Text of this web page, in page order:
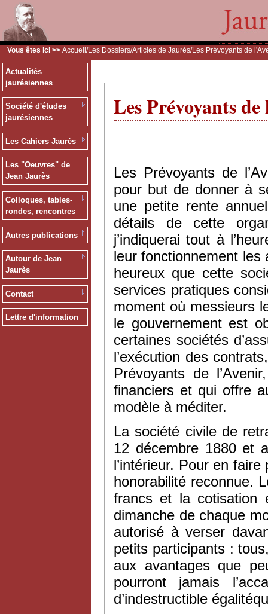
Vous êtes ici >> Accueil /Les Dossiers/Articles de Jaurès/Les Prévoyants de
Actualités
jaurésiennes
Société d'études
jaurésiennes
Les Cahiers Jaurès
Les "Oeuvres" de
Jean Jaurès
Colloques, tables-
rondes, rencontres
Autres publications
Autour de Jean
Jaurès
Contact
Lettre d'information
Les Prévoyants
Les Prévoyants de
pour but de donner à
une petite rente
détails de cette
j’indiquerai tout à
leur fonctionnement les
heureux que cette
services pratiques
moment où messieurs
le gouvernement est
certaines sociétés
l’exécution des
Prévoyants de
financiers et qui offre
modèle à méditer.
La société civile de
12 décembre 1880 et
l’intérieur. Pour en faire
honorabilité reconnue.
francs et la cotisation
dimanche de chaque
autorisé à verser
petits participants :
aux avantages que
pourront jamais
d’indestructible